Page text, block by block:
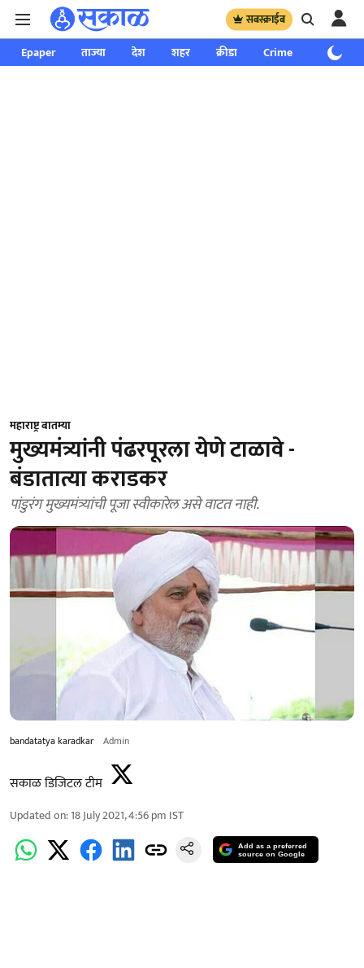
सबस्क्राईब
Epaper ताज्या देश शहर क्रीडा Crime साप्ताहिक
महाराष्ट्र बातम्या
मुख्यमंत्र्यांनी पंढरपूरला येणे टाळावे -
बंडातात्या कराडकर
पांडुरंग मुख्यमंत्र्यांची पूजा स्वीकारेल असे वाटत नाही.
bandatatya karadkar Admin
सकाळ डिजिटल टीम
Updated on:18 July 2021, 4:56 pm IST
Add as a preferred
source on Google